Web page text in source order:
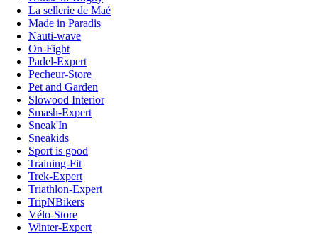
La sellerie de Maé
Made in Paradis
Nauti-wave
On-Fight
Padel-Expert
Pecheur-Store
Pet and Garden
Slowood Interior
Smash-Expert
Sneak'In
Sneakids
Sport is good
Training-Fit
Trek-Expert
Triathlon-Expert
TripNBikers
Vélo-Store
Winter-Expert